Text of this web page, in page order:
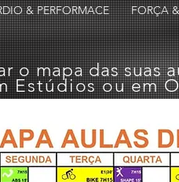
& PERFORMACE FORÇA
o mapa das suas
Estúdiosou em